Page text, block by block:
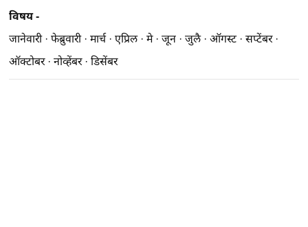
विषय -
जानेवारी·फेब्रुवारी·मार्च·एप्रिल·मे·जून ·जुलै·ऑगस्ट·सप्टेंबर·
ऑक्टोबर·नोव्हेंबर·डिसेंबर